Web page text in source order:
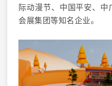
际动漫节、中国平安、中
会展集团等知名企业。